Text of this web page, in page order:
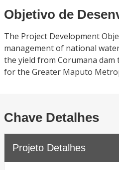
Objetivo de
The Project Development
management of national
the yield from Corumana
for the Greater Maputo
Chave Detalhes
Projeto Detalhes